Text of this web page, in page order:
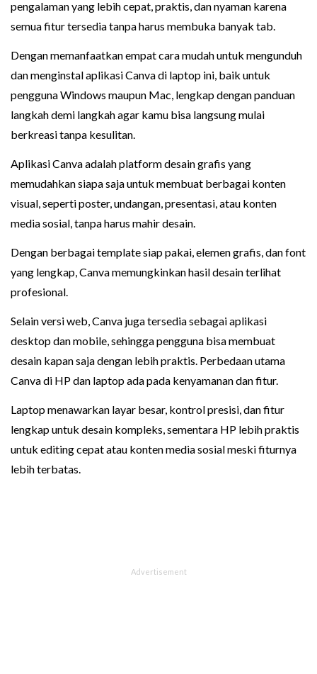
pengalaman yang lebih cepat, praktis, dan nyaman karena
semua fitur tersedia tanpa harus membuka banyak tab.
Dengan memanfaatkan empat cara mudah untuk mengunduh
dan menginstal aplikasi Canva di laptop ini, baik untuk
pengguna Windows maupun Mac, lengkap dengan panduan
langkah demi langkah agar kamu bisa langsung mulai
berkreasi tanpa kesulitan.
Aplikasi Canva adalah platform desain grafis yang
memudahkan siapa saja untuk membuat berbagai konten
visual, seperti poster, undangan, presentasi, atau konten
media sosial, tanpa harus mahir desain.
Dengan berbagai template siap pakai, elemen grafis, dan font
yang lengkap, Canva memungkinkan hasil desain terlihat
profesional.
Selain versi web, Canva juga tersedia sebagai aplikasi
desktop dan mobile, sehingga pengguna bisa membuat
desain kapan saja dengan lebih praktis. Perbedaan utama
Canva di HP dan laptop ada pada kenyamanan dan fitur.
Laptop menawarkan layar besar, kontrol presisi, dan fitur
lengkap untuk desain kompleks, sementara HP lebih praktis
untuk editing cepat atau konten media sosial meski fiturnya
lebih terbatas.